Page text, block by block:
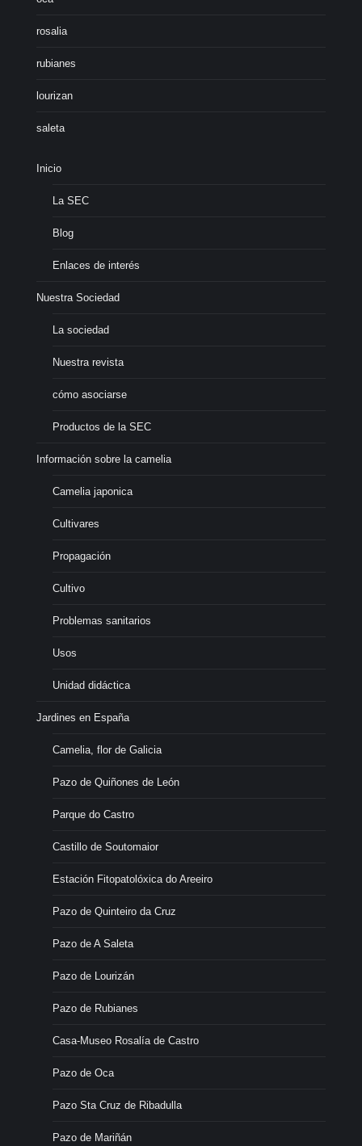
rosalia
rubianes
lourizan
saleta
Inicio
La SEC
Blog
Enlaces de interés
Nuestra Sociedad
La sociedad
Nuestra revista
cómo asociarse
Productos de la SEC
Información sobre la camelia
Camelia japonica
Cultivares
Propagación
Cultivo
Problemas sanitarios
Usos
Unidad didáctica
Jardines en España
Camelia, flor de Galicia
Pazo de Quiñones de León
Parque do Castro
Castillo de Soutomaior
Estación Fitopatolóxica do Areeiro
Pazo de Quinteiro da Cruz
Pazo de A Saleta
Pazo de Lourizán
Pazo de Rubianes
Casa-Museo Rosalía de Castro
Pazo de Oca
Pazo Sta Cruz de Ribadulla
Pazo de Mariñán